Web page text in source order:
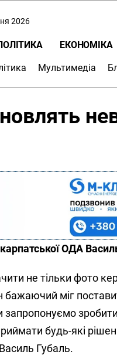
2026
ЕКОНОМІКА
Мультимедіа
ОДА
не тільки фото
міг
запропонуємо
будь-які
Губаль.